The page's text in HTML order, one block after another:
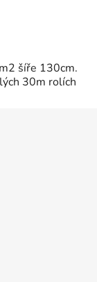
šíře 130cm.
30m rolích